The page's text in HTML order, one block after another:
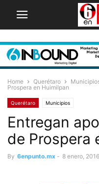
Home Querétaro
Prospera en Huimilpan
Querétaro Municipios
Entregan
de Prospera
By 6enpunto.mx - 8 enero, 2016